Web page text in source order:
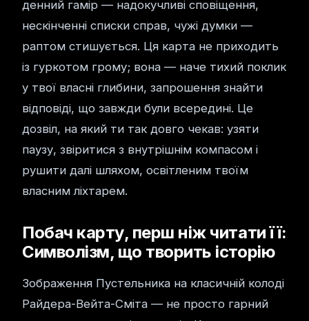
денний гамір — надокучливі сповіщення,
нескінченні списки справ, чужі думки —
раптом стишується. Ця карта не приходить
із гуркотом грому; вона — наче тихий поклик
у твої власні глибини, запрошення знайти
відповіді, що завжди були всередині. Це
дозвіл, на який ти так довго чекав: узяти
паузу, звіритися з внутрішнім компасом і
рушити далі шляхом, освітленим твоїм
власним ліхтарем.
Побач карту, перш ніж читати її:
Символізм, що творить історію
Зображення Пустельника на класичній колоді
Райдера-Вейта-Сміта — не просто гарний